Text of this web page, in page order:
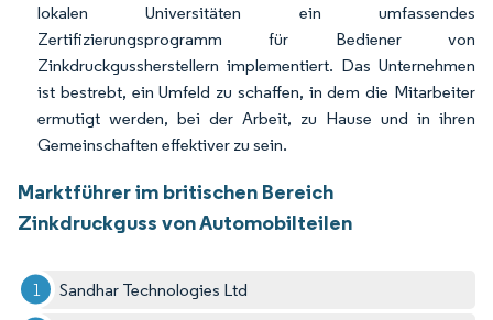
lokalen Universitäten ein umfassendes
Zertifizierungsprogramm für Bediener von
Zinkdruckgussherstellern implementiert. Das Unternehmen
ist bestrebt, ein Umfeld zu schaffen, in dem die Mitarbeiter
ermutigt werden, bei der Arbeit, zu Hause und in ihren
Gemeinschaften effektiver zu sein.
Marktführer im britischen Bereich
Zinkdruckguss von Automobilteilen
Sandhar Technologies Ltd